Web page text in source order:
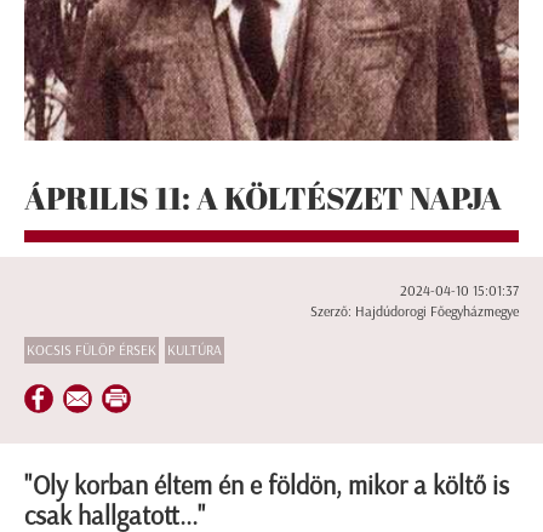
ÁPRILIS 11: A KÖLTÉSZET NAPJA
2024-04-10 15:01:37
Szerző: Hajdúdorogi Főegyházmegye
KOCSIS FÜLÖP ÉRSEK KULTÚRA
"Oly korban éltem én e földön, mikor a költő is
csak hallgatott..."